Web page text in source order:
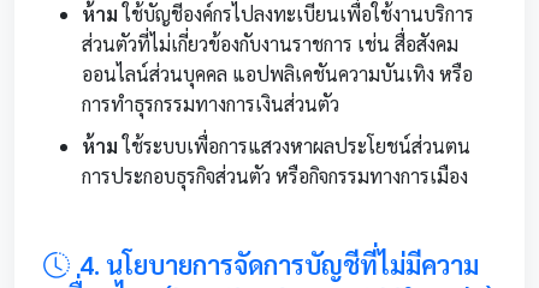
ห้ามใช้บัญชีองค์กรไปลงทะเบียนเพื่อใช้งานบริการ
ส่วนตัวที่ไม่เกี่ยวข้องกับงานราชการ เช่น สื่อสังคม
ออนไลน์ส่วนบุคคล แอปพลิเคชันความบันเทิง หรือ
การทำธุรกรรมทางการเงินส่วนตัว
ห้ามใช้ระบบเพื่อการแสวงหาผลประโยชน์ส่วนตน
การประกอบธุรกิจส่วนตัว หรือกิจกรรมทางการเมือง
4. นโยบายการจัดการบัญชีที่ไม่มีความ